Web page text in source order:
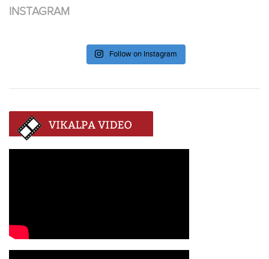
INSTAGRAM
Follow on Instagram